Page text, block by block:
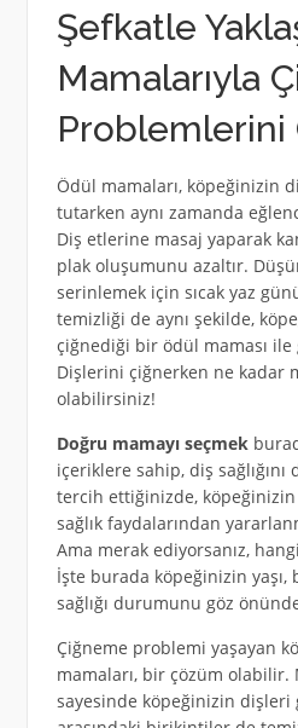
Şefkatle
Mamalarıyla
Problemlerini
Ödül mamaları, köpeğinizin
tutarken aynı zamanda
Diş etlerine masaj yaparak
plak oluşumunu azaltır.
serinlemek için sıcak yaz
temizliği de aynı şekilde,
çiğnediği bir ödül maması
Dişlerini çiğnerken ne kadar
olabilirsiniz!
Doğru mamayı seçmek
içeriklere sahip, diş
tercih ettiğinizde,
sağlık faydalarından
Ama merak ediyorsanız,
İşte burada köpeğinizin yaşı,
sağlığı durumunu göz
Çiğneme problemi yaşayan
mamaları, bir çözüm olabilir.
sayesinde köpeğinizin